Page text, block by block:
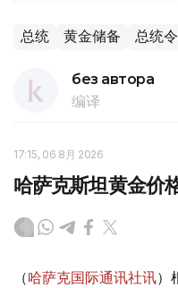
总统 黄金储备 总统令
без автора
编译
17:15, 06 8月 2026
哈萨克斯坦黄金价
（哈萨克国际通讯社讯）